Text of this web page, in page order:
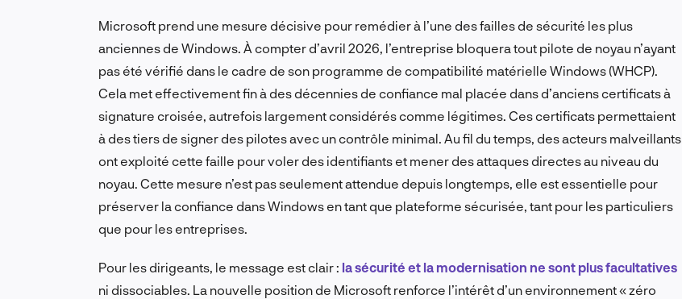
Microsoft prend une mesure décisive pour remédier à l’une des failles de sécurité les plus
anciennes de Windows. À compter d’avril 2026, l’entreprise bloquera tout pilote de noyau n’ayant
pas été vérifié dans le cadre de son programme de compatibilité matérielle Windows (WHCP).
Cela met effectivement fin à des décennies de confiance mal placée dans d’anciens certificats à
signature croisée, autrefois largement considérés comme légitimes. Ces certificats permettaient
à des tiers de signer des pilotes avec un contrôle minimal. Au fil du temps, des acteurs malveillants
ont exploité cette faille pour voler des identifiants et mener des attaques directes au niveau du
noyau. Cette mesure n’est pas seulement attendue depuis longtemps, elle est essentielle pour
préserver la confiance dans Windows en tant que plateforme sécurisée, tant pour les particuliers
que pour les entreprises.
Pour les dirigeants, le message est clair : la sécurité et la modernisation ne sont plus facultatives
ni dissociables. La nouvelle position de Microsoft renforce l’intérêt d’un environnement « zéro